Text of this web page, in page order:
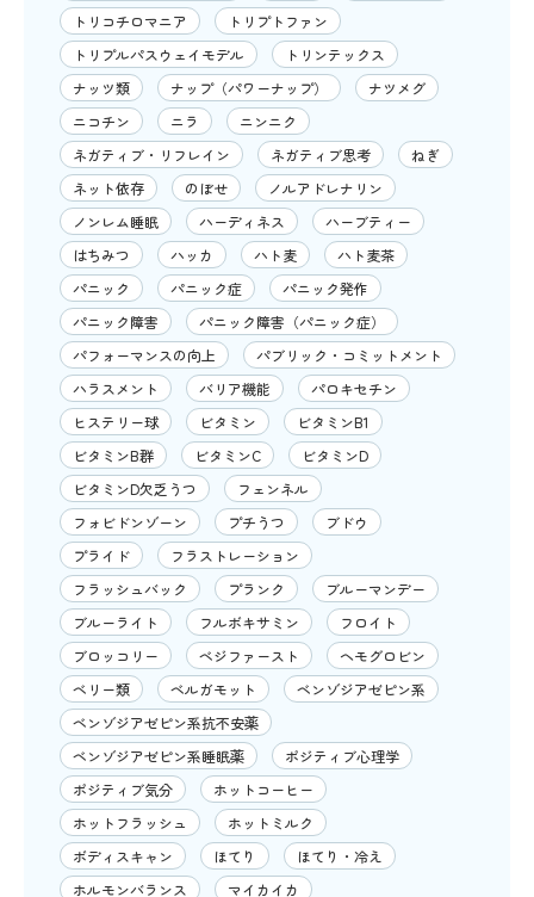
トリコチロマニア
トリプトファン
トリプルパスウェイモデル
トリンテックス
ナッツ類
ナップ（パワーナップ）
ナツメグ
ニコチン
ニラ
ニンニク
ネガティブ・リフレイン
ネガティブ思考
ねぎ
ネット依存
のぼせ
ノルアドレナリン
ノンレム睡眠
ハーディネス
ハーブティー
はちみつ
ハッカ ハト麦
ハト麦茶
パニック
パニック症
パニック発作
パニック障害
パニック障害（パニック症）
パフォーマンスの向上
パブリック・コミットメント
ハラスメント
バリア機能
パロキセチン
ヒステリー球
ビタミン
ビタミンB1
ビタミンB群
ビタミンC
ビタミンD
ビタミンD欠乏うつ
フェンネル
フォビドンゾーン
プチうつ
ブドウ
プライド
フラストレーション
フラッシュバック
プランク
ブルーマンデー
ブルーライト
フルボキサミン
フロイト
ブロッコリー
ベジファースト
ヘモグロビン
ベリー類
ベルガモット
ベンゾジアゼピン系
ベンゾジアゼピン系抗不安薬
ベンゾジアゼピン系睡眠薬
ポジティブ心理学
ポジティブ気分
ホットコーヒー
ホットフラッシュ
ホットミルク
ボディスキャン
ほてり
ほてり・冷え
ホルモンバランス
マイカイカ